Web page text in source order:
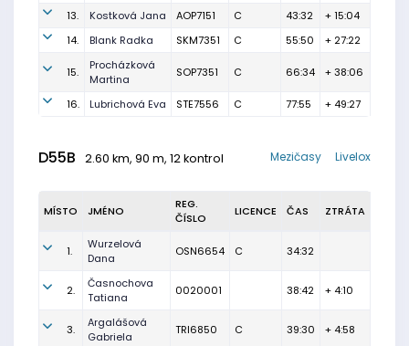
13. Kostková Jana AOP7151 C 43:32
+ 15:04
14.
Blank Radka SKM7351 C 55:50 + 27:22
15.
Procházková
Martina
SOP7351 C 66:34 + 38:06
16. Lubrichová Eva STE7556 C 77:55 + 49:27
D55B 2.60 km, 90 m, 12 kontrol Livelox
Mezičasy
MÍSTO JMÉNO
REG.
ČÍSLO
LICENCE ČAS ZTRÁTA
1.
Wurzelová
Dana
OSN6654 C 34:32
2.
Časnochova
Tatiana
0020001 38:42 + 4:10
3.
Argalášová
Gabriela
TRI6850 C 39:30 + 4:58